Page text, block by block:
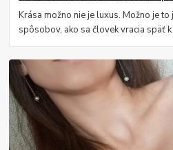
Krása možno nie je luxus. Možno je
spôsobov, ako sa človek vracia späť